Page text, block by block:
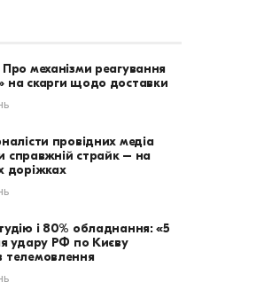
механізми реагування
на скарги щодо доставки
провідних медіа
справжній страйк – на
доріжках
і 80% обладнання: «5
удару РФ по Києву
телемовлення